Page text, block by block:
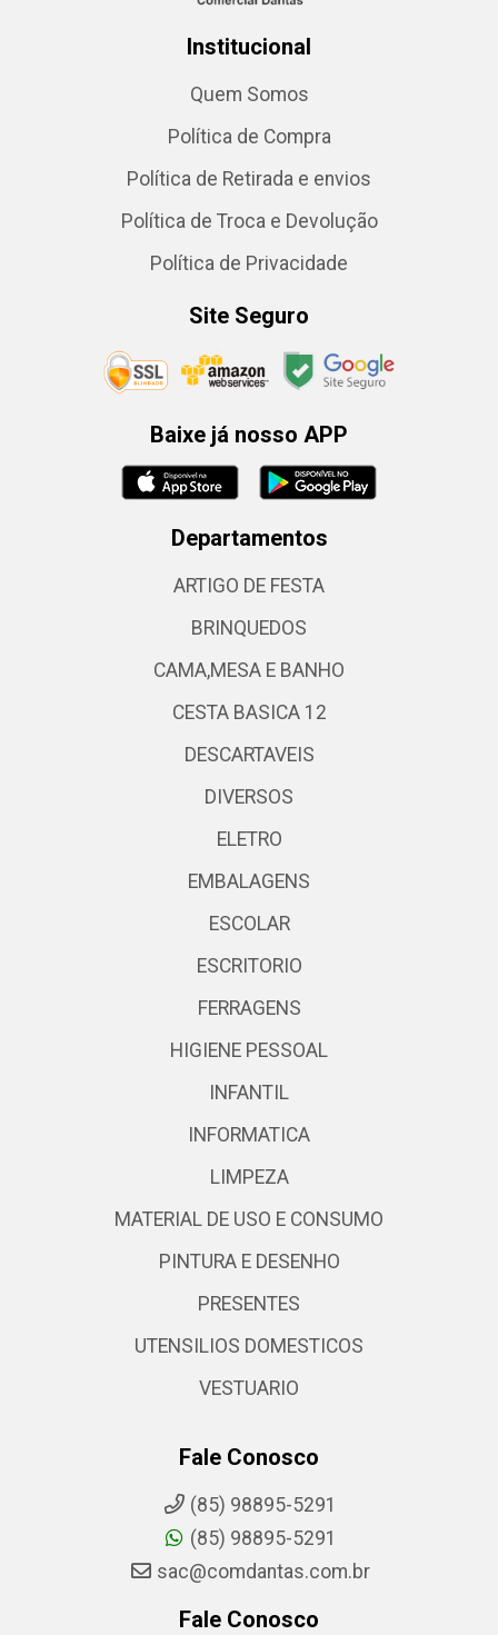
Institucional
Quem Somos
Política de Compra
Política de Retirada e envios
Política de Troca e Devolução
Política de Privacidade
Site Seguro
Baixe já nosso APP
Departamentos
ARTIGO DE FESTA
BRINQUEDOS
CAMA,MESA E BANHO
CESTA BASICA 12
DESCARTAVEIS
DIVERSOS
ELETRO
EMBALAGENS
ESCOLAR
ESCRITORIO
FERRAGENS
HIGIENE PESSOAL
INFANTIL
INFORMATICA
LIMPEZA
MATERIAL DE USO E CONSUMO
PINTURA E DESENHO
PRESENTES
UTENSILIOS DOMESTICOS
VESTUARIO
Fale Conosco
(85) 98895-5291
(85) 98895-5291
sac@comdantas.com.br
Fale Conosco